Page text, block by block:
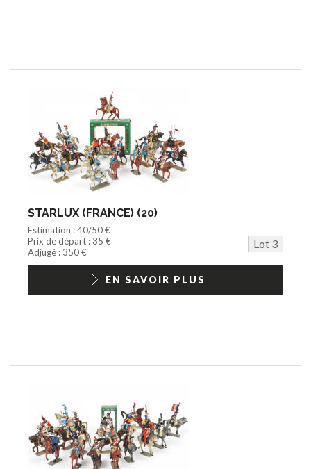
STARLUX (FRANCE) (20)
Estimation : 40/50 €
Prix de départ : 35 €
Lot 3
Adjugé : 350 €
EN SAVOIR PLUS